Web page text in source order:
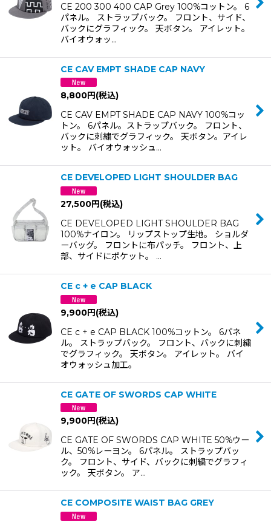
CE 200 300 400 CAP Grey 100%コットン。 6
パネル。 ストラップバック。 フロント、サイド、
バックにグラフィック。 天ボタン。 アイレット。
バイオウォッ…
CE CAV EMPT SHADE CAP NAVY
8,800円(税込)
CE CAV EMPT SHADE CAP NAVY 100%コッ
トン。 6パネル。ストラップバック。 フロント、
バックに刺繍でグラフィック。 天ボタン。アイレ
ット。 バイオウォッシュ…
CE DEVELOPED LIGHT SHOULDER BAG
27,500円(税込)
CE DEVELOPED LIGHT SHOULDER BAG
100%ナイロン。 リップストップ生地。 ショルダ
ーバッグ。 フロントに布パッチ。 フロント、上
部、サイドにポケット。 …
CE c + e CAP BLACK
9,900円(税込)
CE c + e CAP BLACK 100%コットン。 6パネ
ル。 ストラップバック。 フロント、バックに刺繍
でグラフィック。 天ボタン。 アイレット。 バイ
オウォッシュ加工。
CE GATE OF SWORDS CAP WHITE
9,900円(税込)
CE GATE OF SWORDS CAP WHITE 50%ウー
ル、50%レーヨン。 6パネル。 ストラップバッ
ク。 フロント、サイド、バックに刺繍でグラフィ
ック。 天ボタン。 ア…
CE COMPOSITE WAIST BAG GREY